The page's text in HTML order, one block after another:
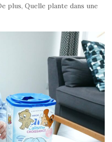
plus, Quelle plante dans une